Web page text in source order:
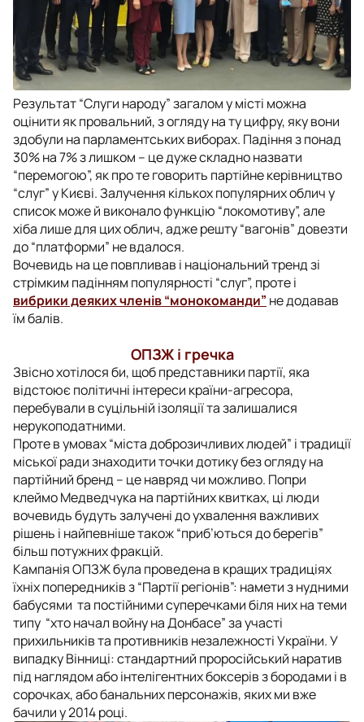
Результат “Слуги народу” загалом у місті можна
оцінити як провальний, з огляду на ту цифру, яку вони
здобули на парламентських виборах. Падіння з понад
30% на 7% з лишком – це дуже складно назвати
“перемогою”, як про те говорить партійне керівництво
“слуг” у Києві. Залучення кількох популярних облич у
список може й виконало функцію “локомотиву”, але
хіба лише для цих облич, адже решту “вагонів” довезти
до “платформи” не вдалося.
Вочевидь на це повпливав і національний тренд зі
стрімким падінням популярності “слуг”, проте і
вибрики деяких членів “монокоманди” не додавав
їм балів.
ОПЗЖ і гречка
Звісно хотілося би, щоб представники партії, яка
відстоює політичні інтереси країни-агресора,
перебували в суцільній ізоляції та залишалися
нерукоподатними.
Проте в умовах “міста доброзичливих людей” і традиції
міської ради знаходити точки дотику без огляду на
партійний бренд – це навряд чи можливо. Попри
клеймо Медведчука на партійних квитках, ці люди
вочевидь будуть залучені до ухвалення важливих
рішень і найпевніше також “приб’ються до берегів”
більш потужних фракцій.
Кампанія ОПЗЖ була проведена в кращих традиціях
їхніх попередників з “Партії регіонів”: намети з нудними
бабусями та постійними суперечками біля них на теми
типу “хто начал войну на Донбасе” за участі
прихильників та противників незалежності України. У
випадку Вінниці: стандартний проросійський наратив
під наглядом або інтелігентних боксерів з бородами і в
сорочках, або банальних персонажів, яких ми вже
бачили у 2014 році.